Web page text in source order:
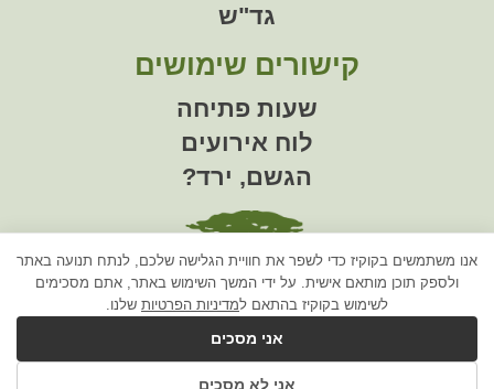
גד"ש
קישורים שימושים
שעות פתיחה
לוח אירועים
הגשם, ירד?
מזכירות הקיבוץ
08-998-5411
אנו משתמשים בקוקיז כדי לשפר את חוויית הגלישה שלכם, לנתח תנועה באתר
ולספק תוכן מותאם אישית. על ידי המשך השימוש באתר, אתם מסכימים
לשימוש בקוקיז בהתאם למדיניות הפרטיות שלנו.
אני מסכים
אני לא מסכים